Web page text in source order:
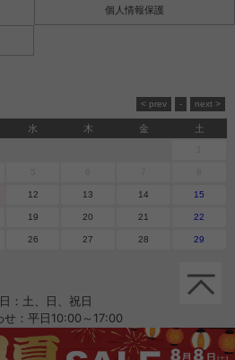
個人情報保護
水 木 金 土
12 13 14 15
19 20 21 22
26 27 28 29
：土、日、祝日
せ：平日10:00～17:00